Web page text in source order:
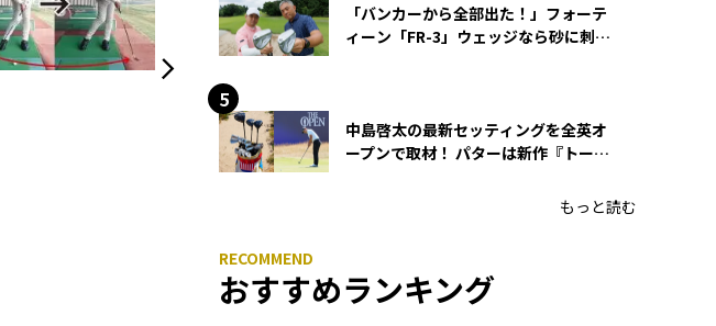
「バンカーから全部出た！」フォーテ
ィーン「FR-3」ウェッジなら砂に刺さ
中島啓太の最新セッティングを全英オ
ープンで取材！ パターは新作『トーチ
もっと読む
おすすめランキング